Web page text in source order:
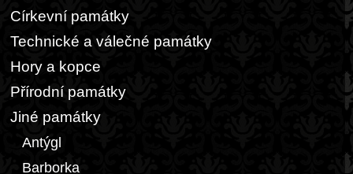
Církevní památky
Technické a válečné památky
Hory a kopce
Přírodní památky
Jiné památky
Antýgl
Barborka